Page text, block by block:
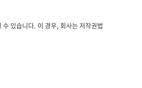
있습니다. 이 경우, 회사는 저작권법